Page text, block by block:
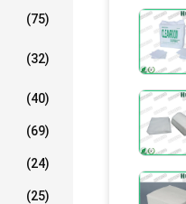
(75)
(32)
(40)
(69)
(24)
(25)